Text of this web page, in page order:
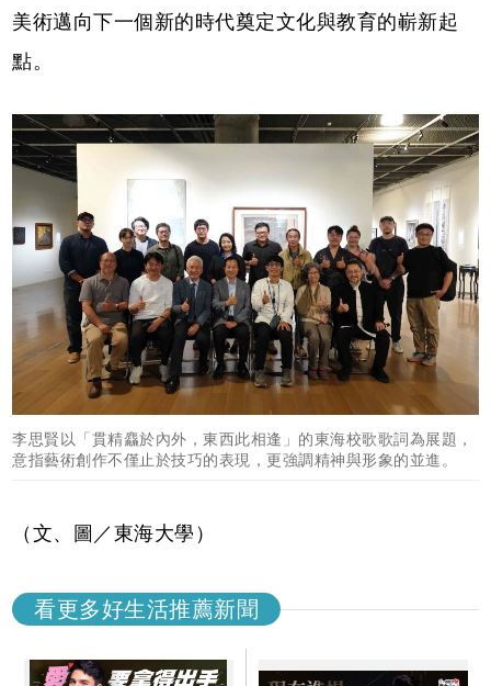
美術邁向下一個新的時代奠定文化與教育的嶄新起
點。
李思賢以「貫精麤於內外，東西此相逢」的東海校歌歌詞為展題，
意指藝術創作不僅止於技巧的表現，更強調精神與形象的並進。
（文、圖／東海大學）
看更多好生活推薦新聞